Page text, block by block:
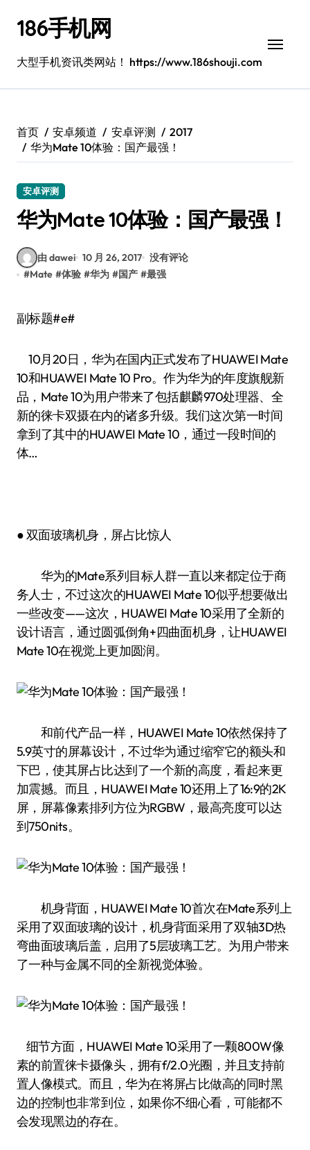
186手机网
大型手机资讯类网站！ https://www.186shouji.com
首页 安卓频道 安卓评测
2017
华为Mate 10体验：国产最强！
安卓评测
华为Mate 10体验：国产最强！
由 dawei 10 月 26, 2017 没有评论
#Mate #体验 #华为 #国产 #最强
副标题#e#
10月20日，华为在国内正式发布了HUAWEI Mate
10和HUAWEI Mate 10 Pro。作为华为的年度旗舰新
品，Mate 10为用户带来了包括麒麟970处理器、全
新的徕卡双摄在内的诸多升级。我们这次第一时间
拿到了其中的HUAWEI Mate 10，通过一段时间的
体…
● 双面玻璃机身，屏占比惊人
华为的Mate系列目标人群一直以来都定位于商
务人士，不过这次的HUAWEI Mate 10似乎想要做出
一些改变——这次，HUAWEI Mate 10采用了全新的
设计语言，通过圆弧倒角+四曲面机身，让HUAWEI
Mate 10在视觉上更加圆润。
和前代产品一样，HUAWEI Mate 10依然保持了
5.9英寸的屏幕设计，不过华为通过缩窄它的额头和
下巴，使其屏占比达到了一个新的高度，看起来更
加震撼。而且，HUAWEI Mate 10还用上了16:9的2K
屏，屏幕像素排列方位为RGBW，最高亮度可以达
到750nits。
机身背面，HUAWEI Mate 10首次在Mate系列上
采用了双面玻璃的设计，机身背面采用了双轴3D热
弯曲面玻璃后盖，启用了5层玻璃工艺。为用户带来
了一种与金属不同的全新视觉体验。
细节方面，HUAWEI Mate 10采用了一颗800W像
素的前置徕卡摄像头，拥有f/2.0光圈，并且支持前
置人像模式。而且，华为在将屏占比做高的同时黑
边的控制也非常到位，如果你不细心看，可能都不
会发现黑边的存在。